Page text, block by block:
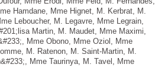
Hamdane, Mme Hignet, M. Kerbrat, M.
Leboucher, M. Legavre, Mme Legrain,
Martin, M. Maudet, Mme Maximi,
Mme Obono, Mme Oziol, Mme
M. Ratenon, M. Saint-Martin, M.
Mme Taurinya, M. Tavel, Mme